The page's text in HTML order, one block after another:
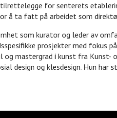
for senterets
å ta fatt på arbeidet som
som kurator og leder av
prosjekter med fokus
og mastergrad i kunst fra Kunst-
design og klesdesign. Hun har